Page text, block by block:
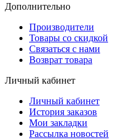
Дополнительно
Производители
Товары со скидкой
Связаться с нами
Возврат товара
Личный кабинет
Личный кабинет
История заказов
Мои закладки
Рассылка новостей